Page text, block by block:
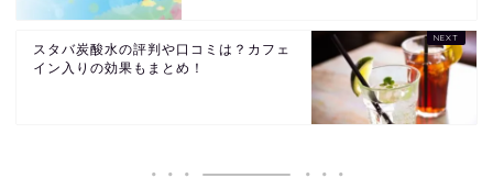
スタバ炭酸水の評判や口コミは？カフェ
イン入りの効果もまとめ！